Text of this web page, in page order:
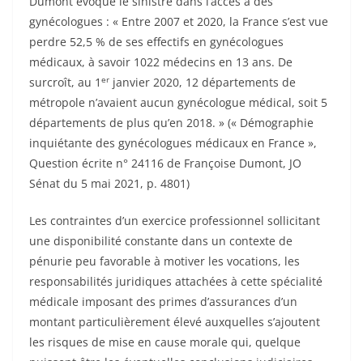
gynécologues : « Entre 2007 et 2020, la France s’est vue
perdre 52,5 % de ses effectifs en gynécologues
médicaux, à savoir 1022 médecins en 13 ans. De
surcroît, au 1 er janvier 2020, 12 départements de
métropole n’avaient aucun gynécologue médical, soit 5
départements de plus qu’en 2018. » (« Démographie
inquiétante des gynécologues médicaux en France »,
Question écrite n° 24116 de Françoise Dumont, JO
Sénat du 5 mai 2021, p. 4801)
Les contraintes d’un exercice professionnel sollicitant
une disponibilité constante dans un contexte de
pénurie peu favorable à motiver les vocations, les
responsabilités juridiques attachées à cette spécialité
médicale imposant des primes d’assurances d’un
montant particulièrement élevé auxquelles s’ajoutent
les risques de mise en cause morale qui, quelque